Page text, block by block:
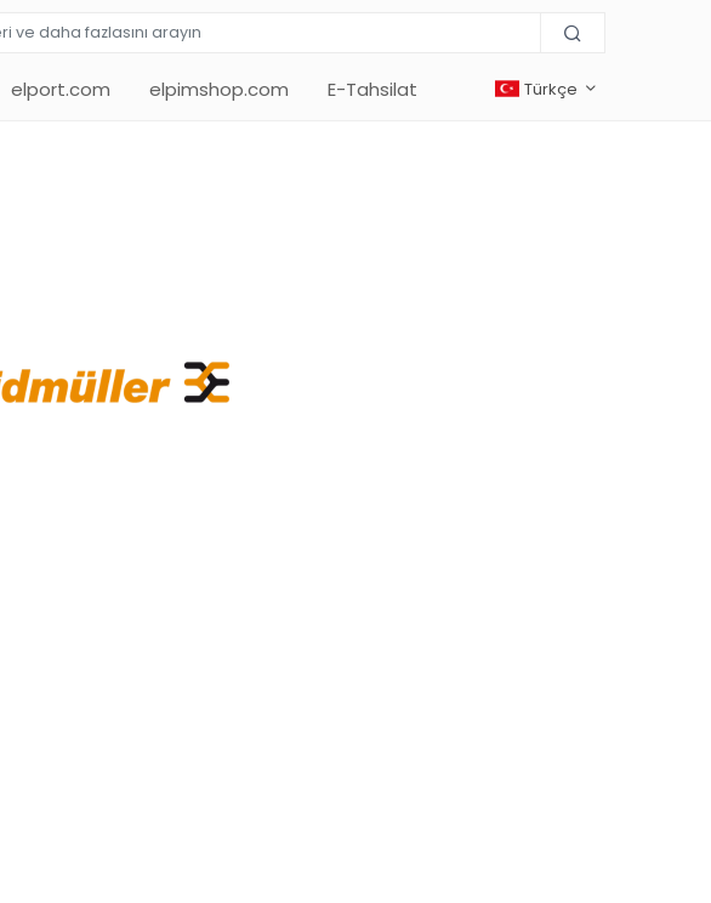
Türkçe
elport.com elpimshop.com E-Tahsilat